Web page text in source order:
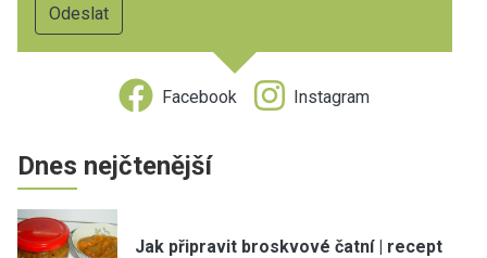
Facebook Instagram
Dnes nejčtenější
Jak připravit broskvové čatní | recept